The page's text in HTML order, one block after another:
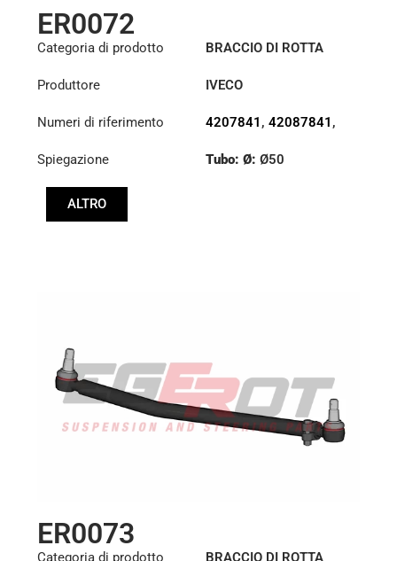
ER0072
Categoria di prodotto BRACCIO DI ROTTA
Produttore IVECO
Numeri di riferimento 4207841 ,42087841 ,
4747960,4747961
Spiegazione Tubo: Ø:Ø50
ALTRO
ER0073
Categoria di prodotto BRACCIO DI ROTTA